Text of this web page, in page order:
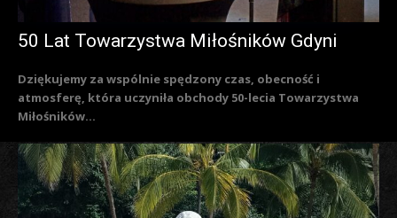
50 Lat Towarzystwa Miłośników Gdyni
Dziękujemy za wspólnie spędzony czas, obecność i
atmosferę, która uczyniła obchody 50-lecia Towarzystwa
Miłośników...